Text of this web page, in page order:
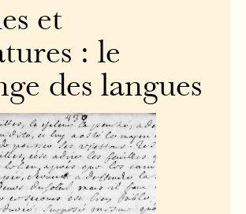
et
: le
des langues